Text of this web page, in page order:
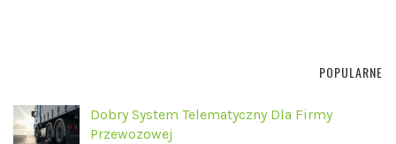
POPULARNE
Dobry System Telematyczny Dla Firmy
Przewozowej